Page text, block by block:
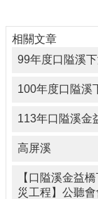
相關文章
99年度口隘溪
100年度口隘溪
113年口隘溪金
高屏溪
【口隘溪金益
災工程】公聽